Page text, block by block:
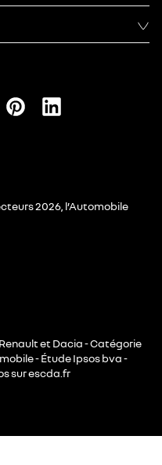
2026, l’Automobile
et Dacia - Catégorie
- Étude Ipsos bva -
sur escda.fr